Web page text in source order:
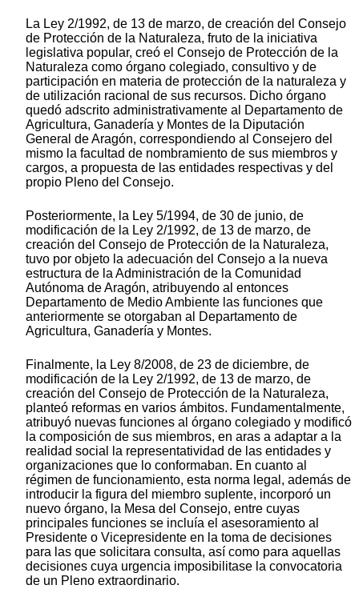
La Ley 2/1992, de 13 de marzo, de creación del Consejo
de Protección de la Naturaleza, fruto de la iniciativa
legislativa popular, creó el Consejo de Protección de la
Naturaleza como órgano colegiado, consultivo y de
participación en materia de protección de la naturaleza y
de utilización racional de sus recursos. Dicho órgano
quedó adscrito administrativamente al Departamento de
Agricultura, Ganadería y Montes de la Diputación
General de Aragón, correspondiendo al Consejero del
mismo la facultad de nombramiento de sus miembros y
cargos, a propuesta de las entidades respectivas y del
propio Pleno del Consejo.
Posteriormente, la Ley 5/1994, de 30 de junio, de
modificación de la Ley 2/1992, de 13 de marzo, de
creación del Consejo de Protección de la Naturaleza,
tuvo por objeto la adecuación del Consejo a la nueva
estructura de la Administración de la Comunidad
Autónoma de Aragón, atribuyendo al entonces
Departamento de Medio Ambiente las funciones que
anteriormente se otorgaban al Departamento de
Agricultura, Ganadería y Montes.
Finalmente, la Ley 8/2008, de 23 de diciembre, de
modificación de la Ley 2/1992, de 13 de marzo, de
creación del Consejo de Protección de la Naturaleza,
planteó reformas en varios ámbitos. Fundamentalmente,
atribuyó nuevas funciones al órgano colegiado y modificó
la composición de sus miembros, en aras a adaptar a la
realidad social la representatividad de las entidades y
organizaciones que lo conformaban. En cuanto al
régimen de funcionamiento, esta norma legal, además de
introducir la figura del miembro suplente, incorporó un
nuevo órgano, la Mesa del Consejo, entre cuyas
principales funciones se incluía el asesoramiento al
Presidente o Vicepresidente en la toma de decisiones
para las que solicitara consulta, así como para aquellas
decisiones cuya urgencia imposibilitase la convocatoria
de un Pleno extraordinario.